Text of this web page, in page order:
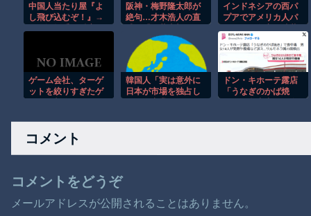
中国人当たり屋『よ
し飛び込むぞ！』→
阪神・梅野隆太郎が
絶句…才木浩人の直
落ちてこない前代未
聞の珍打球にファン
騒然！
インドネシアの西パ
プアでアメリカ人パ
組織が主張。
ゲーム会社、ターゲ
ットを絞りすぎたゲ
韓国人「実は意外に
日本が市場を独占し
ドン・キホーテ露店
「うなぎのかば焼
ど訴え…サルモネラ
コメント
コメントをどうぞ
メールアドレスが公開されることはありません。